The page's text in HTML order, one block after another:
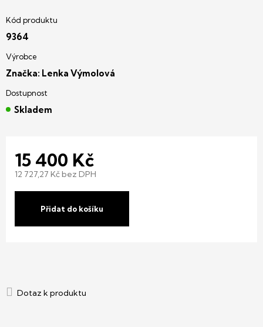
15 400 Kč
12 727,27 Kč bez DPH
Přidat do košíku
9364
Značka: Lenka Výmolová
Skladem